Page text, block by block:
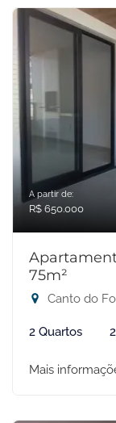
A partir de:
R$ 650.000
75m²
Canto do
2 Quartos
Mais